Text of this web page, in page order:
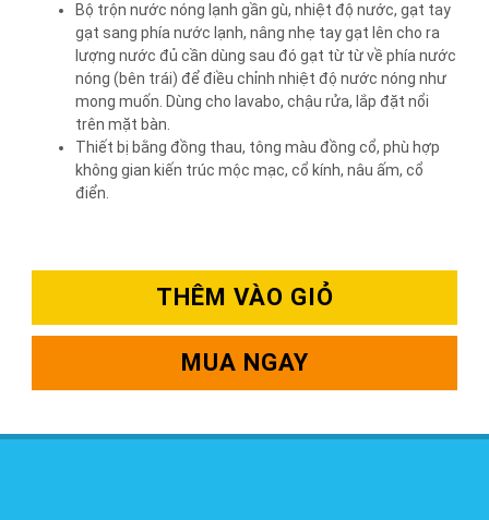
Bộ trộn nước nóng lạnh gần gù, nhiệt độ nước, gạt tay
gạt sang phía nước lạnh, nâng nhẹ tay gạt lên cho ra
lượng nước đủ cần dùng sau đó gạt từ từ về phía nước
nóng (bên trái) để điều chỉnh nhiệt độ nước nóng như
mong muốn. Dùng cho lavabo, chậu rửa, lắp đặt nổi
trên mặt bàn.
Thiết bị bằng đồng thau, tông màu đồng cổ, phù hợp
không gian kiến trúc mộc mạc, cổ kính, nâu ấm, cổ
điển.
THÊM VÀO GIỎ
MUA NGAY